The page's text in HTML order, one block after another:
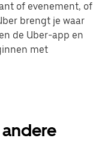
of evenement, of
brengt je waar
de Uber-app en
met